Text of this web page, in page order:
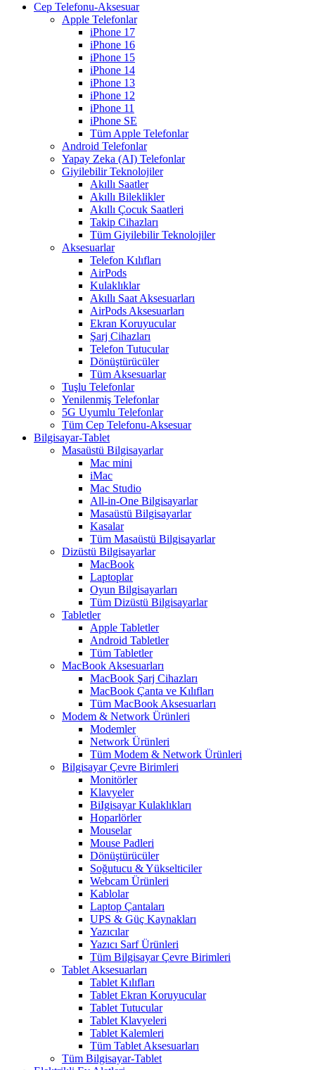
Cep Telefonu-Aksesuar
Apple Telefonlar
iPhone 17
iPhone 16
iPhone 15
iPhone 14
iPhone 13
iPhone 12
iPhone 11
iPhone SE
Tüm Apple Telefonlar
Android Telefonlar
Yapay Zeka (AI) Telefonlar
Giyilebilir Teknolojiler
Akıllı Saatler
Akıllı Bileklikler
Akıllı Çocuk Saatleri
Takip Cihazları
Tüm Giyilebilir Teknolojiler
Aksesuarlar
Telefon Kılıfları
AirPods
Kulaklıklar
Akıllı Saat Aksesuarları
AirPods Aksesuarları
Ekran Koruyucular
Şarj Cihazları
Telefon Tutucular
Dönüştürücüler
Tüm Aksesuarlar
Tuşlu Telefonlar
Yenilenmiş Telefonlar
5G Uyumlu Telefonlar
Tüm Cep Telefonu-Aksesuar
Bilgisayar-Tablet
Masaüstü Bilgisayarlar
Mac mini
iMac
Mac Studio
All-in-One Bilgisayarlar
Masaüstü Bilgisayarlar
Kasalar
Tüm Masaüstü Bilgisayarlar
Dizüstü Bilgisayarlar
MacBook
Laptoplar
Oyun Bilgisayarları
Tüm Dizüstü Bilgisayarlar
Tabletler
Apple Tabletler
Android Tabletler
Tüm Tabletler
MacBook Aksesuarları
MacBook Şarj Cihazları
MacBook Çanta ve Kılıfları
Tüm MacBook Aksesuarları
Modem & Network Ürünleri
Modemler
Network Ürünleri
Tüm Modem & Network Ürünleri
Bilgisayar Çevre Birimleri
Monitörler
Klavyeler
BiIgisayar Kulaklıkları
Hoparlörler
Mouselar
Mouse Padleri
Dönüştürücüler
Soğutucu & Yükselticiler
Webcam Ürünleri
Kablolar
Laptop Çantaları
UPS & Güç Kaynakları
Yazıcılar
Yazıcı Sarf Ürünleri
Tüm Bilgisayar Çevre Birimleri
Tablet Aksesuarları
Tablet Kılıfları
Tablet Ekran Koruyucular
Tablet Tutucular
Tablet Klavyeleri
Tablet Kalemleri
Tüm Tablet Aksesuarları
Tüm Bilgisayar-Tablet